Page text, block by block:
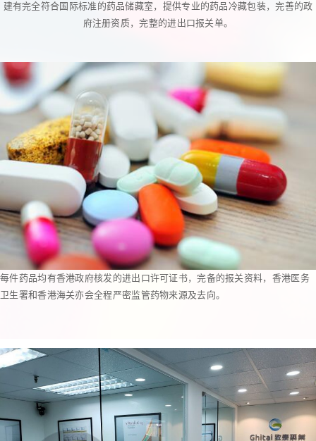
建有完全符合国际标准的药品储藏室，提供专业的药品冷藏包装，完善的政
府注册资质，完整的进出口报关单。
每件药品均有香港政府核发的进出口许可证书，完备的报关资料，香港医务
卫生署和香港海关亦会全程严密监管药物来源及去向。